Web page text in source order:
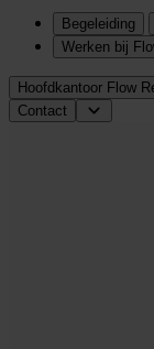
Begeleiding
Werken bij
Hoofdkantoor Flow
Contact